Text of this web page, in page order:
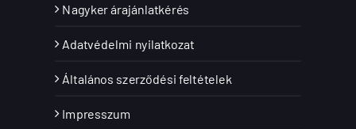
Nagyker árajánlatkérés
Adatvédelmi nyilatkozat
Általános szerződési feltételek
Impresszum